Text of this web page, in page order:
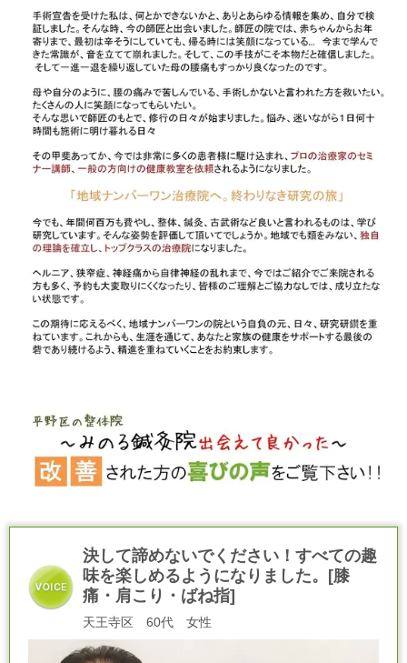
決して諦めないでください！すべての趣
味を楽しめるようになりました。[膝
痛・肩こり・ばね指]
天王寺区 60代 女性